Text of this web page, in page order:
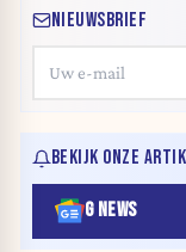
NIEUWSBRIEF
BEKIJK ONZE
G NEWS